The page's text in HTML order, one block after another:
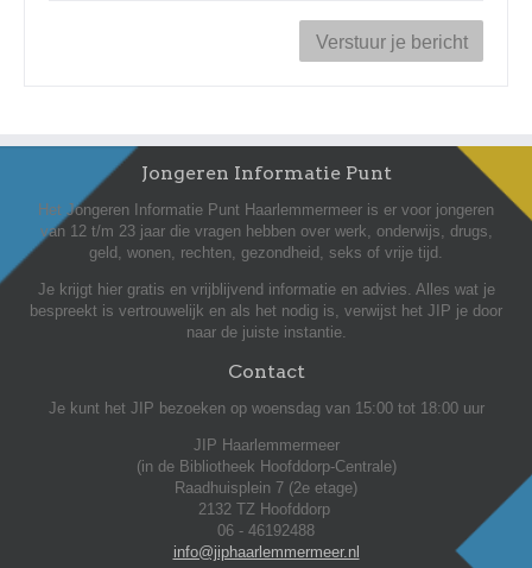
Jongeren Informatie Punt
Het Jongeren Informatie Punt Haarlemmermeer is er voor jongeren
van 12 t/m 23 jaar die vragen hebben over werk, onderwijs, drugs,
geld, wonen, rechten, gezondheid, seks of vrije tijd.
Je krijgt hier gratis en vrijblijvend informatie en advies. Alles wat je
bespreekt is vertrouwelijk en als het nodig is, verwijst het JIP je door
naar de juiste instantie.
Contact
Je kunt het JIP bezoeken op woensdag van 15:00 tot 18:00 uur
JIP Haarlemmermeer
(in de Bibliotheek Hoofddorp-Centrale)
Raadhuisplein 7 (2e etage)
2132 TZ Hoofddorp
06 - 46192488
info@jiphaarlemmermeer.nl